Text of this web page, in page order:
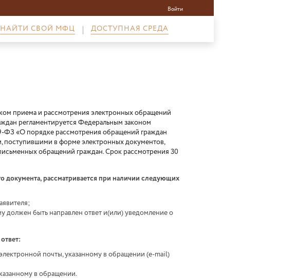
Войти
НАЙТИ СВОЙ МФЦ ДОСТУПНАЯ СРЕДА
приема и рассмотрения электронных обращений
регламентируется Федеральным законом
«О порядке рассмотрения обращений граждан
поступившими в форме электронных документов,
обращений граждан. Срок рассмотрения 30
рассматривается при наличии следующих
должен быть направлен ответ и(или) уведомление о
почты, указанному в обращении (e-mail)
в обращении.